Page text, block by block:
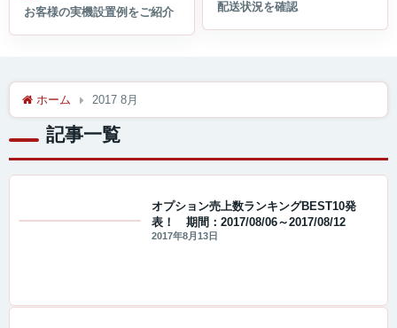
ホーム 2017 8月
記事一覧
オプション売上数ランキングBEST10発
表！ 期間：2017/08/06～2017/08/12
2017年8月13日